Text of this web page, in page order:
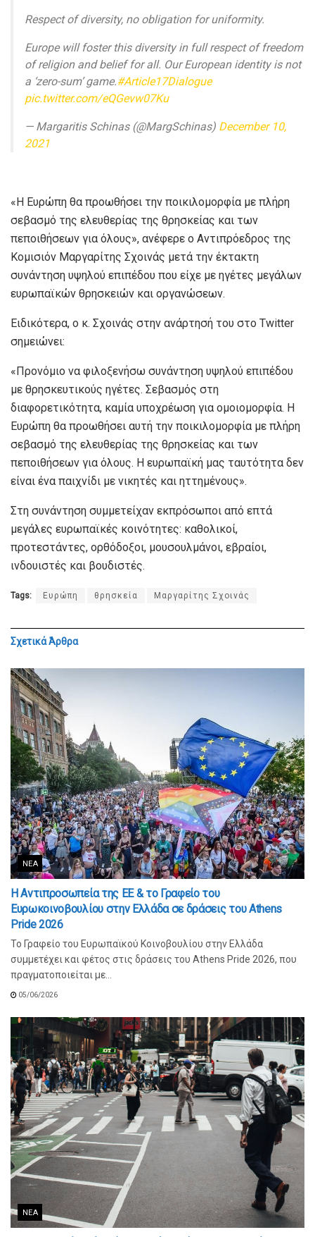
Respect of diversity, no obligation for uniformity.
Europe will foster this diversity in full respect of freedom
of religion and belief for all. Our European identity is not
a ‘zero-sum’ game.#Article17Dialogue
pic.twitter.com/eQGevw07Ku
— Margaritis Schinas (@MargSchinas) December 10,
2021
«Η Ευρώπη θα προωθήσει την ποικιλομορφία με πλήρη
σεβασμό της ελευθερίας της θρησκείας και των
πεποιθήσεων για όλους», ανέφερε ο Αντιπρόεδρος της
Κομισιόν Μαργαρίτης Σχοινάς μετά την έκτακτη
συνάντηση υψηλού επιπέδου που είχε με ηγέτες μεγάλων
ευρωπαϊκών θρησκειών και οργανώσεων.
Ειδικότερα, ο κ. Σχοινάς στην ανάρτησή του στο Twitter
σημειώνει:
«Προνόμιο να φιλοξενήσω συνάντηση υψηλού επιπέδου
με θρησκευτικούς ηγέτες. Σεβασμός στη
διαφορετικότητα, καμία υποχρέωση για ομοιομορφία. Η
Ευρώπη θα προωθήσει αυτή την ποικιλομορφία με πλήρη
σεβασμό της ελευθερίας της θρησκείας και των
πεποιθήσεων για όλους. Η ευρωπαϊκή μας ταυτότητα δεν
είναι ένα παιχνίδι με νικητές και ηττημένους».
Στη συνάντηση συμμετείχαν εκπρόσωποι από επτά
μεγάλες ευρωπαϊκές κοινότητες: καθολικοί,
προτεστάντες, ορθόδοξοι, μουσουλμάνοι, εβραίοι,
ινδουιστές και βουδιστές.
Tags: Ευρώπη θρησκεία Μαργαρίτης Σχοινάς
ΣχετικάΆρθρα
ΝΈΑ
Η Αντιπροσωπεία της ΕΕ & το Γραφείο του
Ευρωκοινοβουλίου στην Ελλάδα σε δράσεις του Athens
Pride 2026
Το Γραφείο του Ευρωπαϊκού Κοινοβουλίου στην Ελλάδα
συμμετέχει και φέτος στις δράσεις του Athens Pride 2026, που
πραγματοποιείται με...
05/06/2026
ΝΈΑ